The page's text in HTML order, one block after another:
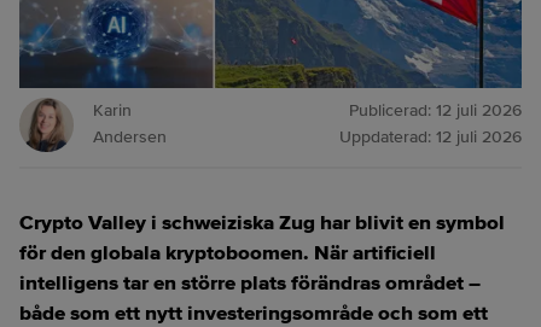
Karin
Andersen
Publicerad: 12 juli 2026
Uppdaterad: 12 juli 2026
Crypto Valley i schweiziska Zug har blivit en symbol
för den globala kryptoboomen. När artificiell
intelligens tar en större plats förändras området –
både som ett nytt investeringsområde och som ett